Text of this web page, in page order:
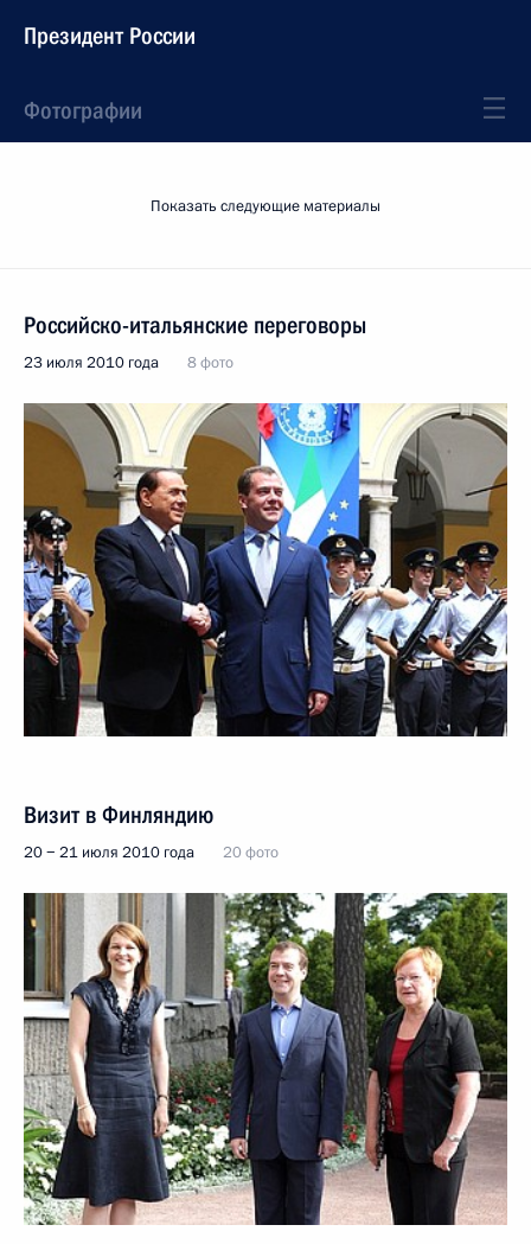
Президент России
Фотографии
Показать следующие материалы
Российско-итальянские переговоры
23 июля 2010 года 8 фото
Визит в Финляндию
20 − 21 июля 2010 года 20 фото